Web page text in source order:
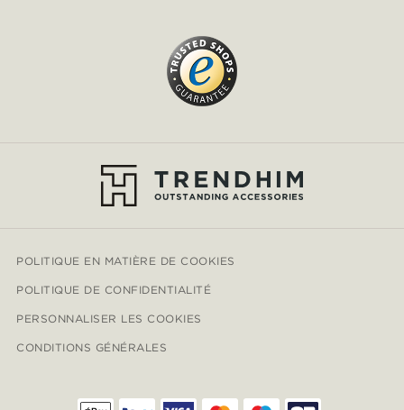
POLITIQUE EN MATIÈRE DE COOKIES
POLITIQUE DE CONFIDENTIALITÉ
PERSONNALISER LES COOKIES
CONDITIONS GÉNÉRALES